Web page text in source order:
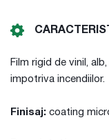
Film rigid de vinil,
impotriva incendiilor.
Finisaj: coating